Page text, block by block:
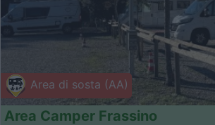
Area di sosta (AA)
Area Camper Frassino